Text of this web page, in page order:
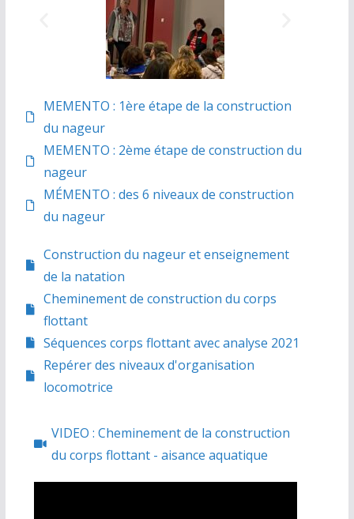
MEMENTO : 1ère étape de la construction
du nageur
MEMENTO : 2ème étape de construction du
nageur
MÉMENTO : des 6 niveaux de construction
du nageur
Construction du nageur et enseignement
de la natation
Cheminement de construction du corps
flottant
Séquences corps flottant avec analyse 2021
Repérer des niveaux d'organisation
locomotrice
VIDEO : Cheminement de la construction
du corps flottant - aisance aquatique